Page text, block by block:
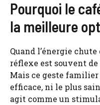
Pourquoi le
la meilleure
Quand l’énergie
réflexe est souvent de
Mais ce geste familier
efficace, ni le plus
agit comme un